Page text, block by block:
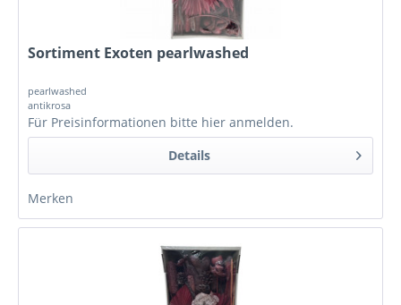
Sortiment Exoten pearlwashed
pearlwashed
antikrosa
Für Preisinformationen bitte hier anmelden.
Details
Merken